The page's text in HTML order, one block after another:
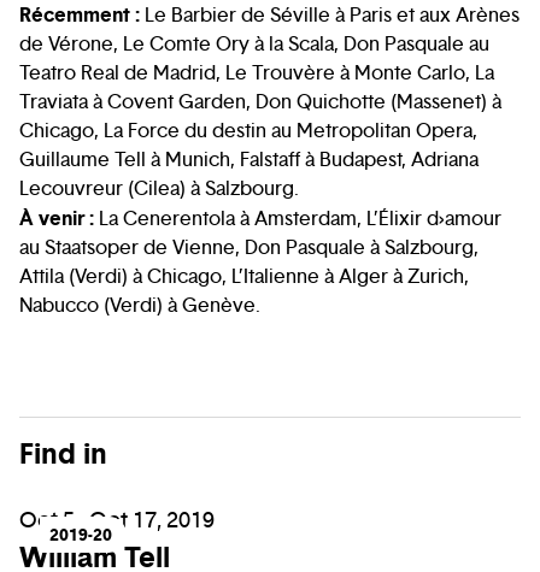
Récemment : Le Barbier de Séville à Paris et aux Arènes
de Vérone, Le Comte Ory à la Scala, Don Pasquale au
Teatro Real de Madrid, Le Trouvère à Monte Carlo, La
Traviata à Covent Garden, Don Quichotte (Massenet) à
Chicago, La Force du destin au Metropolitan Opera,
Guillaume Tell à Munich, Falstaff à Budapest, Adriana
Lecouvreur (Cilea) à Salzbourg.
À venir : La Cenerentola à Amsterdam, L’Élixir d›amour
au Staatsoper de Vienne, Don Pasquale à Salzbourg,
Attila (Verdi) à Chicago, L’Italienne à Alger à Zurich,
Nabucco (Verdi) à Genève.
Find in
2019-20
Oct 5 - Oct 17, 2019
William Tell